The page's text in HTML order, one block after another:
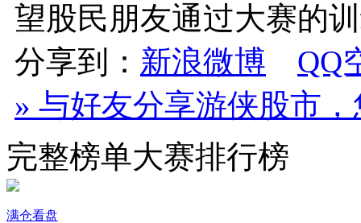
望股民朋友通过大赛的
分享到： 新浪微博
QQ
» 与好友分享游侠股市
完整榜单大赛排行榜
满仓看盘